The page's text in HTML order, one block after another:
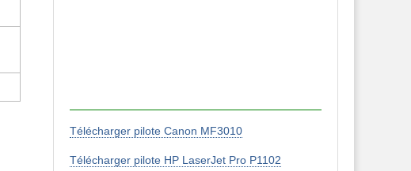
Télécharger pilote Canon MF3010
Télécharger pilote HP LaserJet Pro P1102